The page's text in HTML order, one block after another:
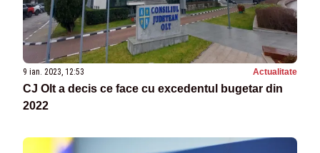
9 ian. 2023, 12:53 Actualitate
CJ Olt a decis ce face cu excedentul bugetar din
2022